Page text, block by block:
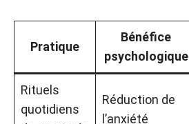
Pratique
Bénéfice
psychologique
Rituels
quotidiens
Réduction de
l’anxiété